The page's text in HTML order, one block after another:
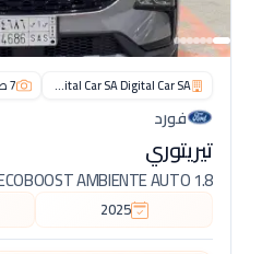
Digital Car SA Digital Car SA
7
فورد
تيريتوري
1.8 GTDI ECOBOOST AMBIENTE AUTO
2025